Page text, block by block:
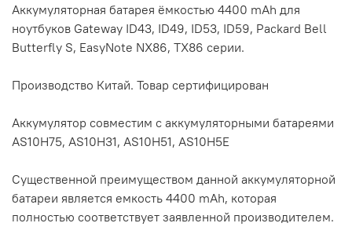
Аккумуляторная батарея ёмкостью 4400 mAh для
ноутбуков Gateway ID43, ID49, ID53, ID59, Packard Bell
Butterfly S, EasyNote NX86, TX86 серии.
Производство Китай. Товар сертифицирован
Аккумулятор cовместим с аккумуляторными батареями
AS10H75, AS10H31, AS10H51, AS10H5E
Существенной преимуществом данной аккумуляторной
батареи является емкость 4400 mAh, которая
полностью соответствует заявленной производителем.